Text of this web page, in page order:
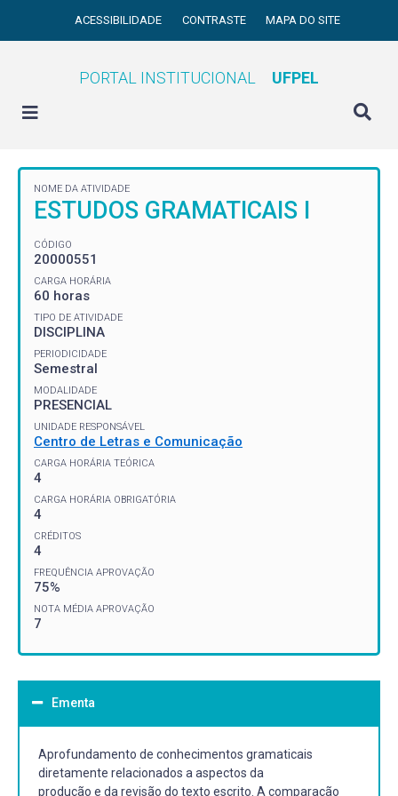
ACESSIBILIDADE CONTRASTE MAPA DO SITE
PORTAL INSTITUCIONAL UFPEL
NOME DA ATIVIDADE
ESTUDOS GRAMATICAIS I
CÓDIGO
20000551
CARGA HORÁRIA
60 horas
TIPO DE ATIVIDADE
DISCIPLINA
PERIODICIDADE
Semestral
MODALIDADE
PRESENCIAL
UNIDADE RESPONSÁVEL
Centro de Letras e Comunicação
CARGA HORÁRIA TEÓRICA
4
CARGA HORÁRIA OBRIGATÓRIA
4
CRÉDITOS
4
FREQUÊNCIA APROVAÇÃO
75%
NOTA MÉDIA APROVAÇÃO
7
Ementa
Aprofundamento de conhecimentos gramaticais
diretamente relacionados a aspectos da
produção e da revisão do texto escrito. A comparação